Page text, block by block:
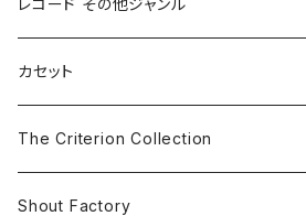
SF
ドラマ/ロマンス
アクション/クライム
レコード その他ジャンル
Rock & Pop
The Smiths
Iron and Wine
Classical
Electronic & Ambient
カセット
The Criterion Collection
Shout Factory